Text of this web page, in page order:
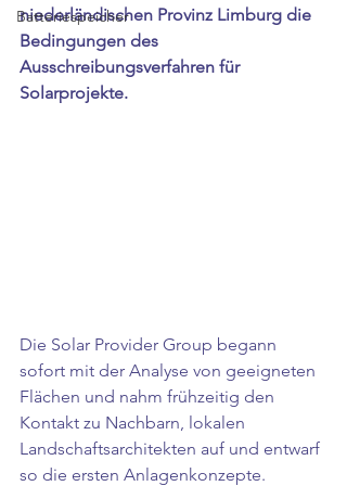
Batteriespeicher
niederländischen Provinz Limburg die
Bedingungen des
Ausschreibungsverfahren für
Solarprojekte.
Die Solar Provider Group begann
sofort mit der Analyse von geeigneten
Flächen und nahm frühzeitig den
Kontakt zu Nachbarn, lokalen
Landschaftsarchitekten auf und entwarf
so die ersten Anlagenkonzepte.